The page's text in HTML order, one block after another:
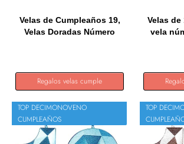
Velas de Cumpleaños 19,
Velas Doradas Número
Regalos velas cumple
Velas de
vela
TOP DECIMONOVENO
CUMPLEAÑOS
TOP